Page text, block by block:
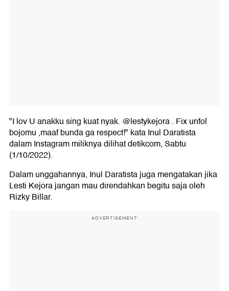
"I lov U anakku sing kuat nyak. @lestykejora . Fix unfol
bojomu ,maaf bunda ga respect!" kata Inul Daratista
dalam Instagram miliknya dilihat detikcom, Sabtu
(1/10/2022).
Dalam unggahannya, Inul Daratista juga mengatakan jika
Lesti Kejora jangan mau direndahkan begitu saja oleh
Rizky Billar.
ADVERTISEMENT